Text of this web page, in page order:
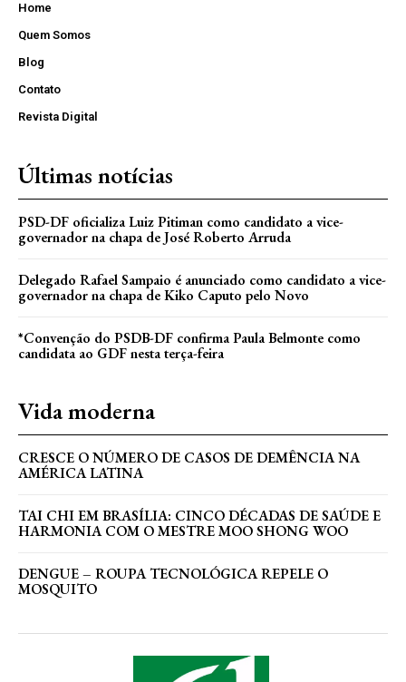
Home
Quem Somos
Blog
Contato
Revista Digital
Últimas notícias
PSD-DF oficializa Luiz Pitiman como candidato a vice-
governador na chapa de José Roberto Arruda
Delegado Rafael Sampaio é anunciado como candidato a vice-
governador na chapa de Kiko Caputo pelo Novo
*Convenção do PSDB-DF confirma Paula Belmonte como
candidata ao GDF nesta terça-feira
Vida moderna
CRESCE O NÚMERO DE CASOS DE DEMÊNCIA NA
AMÉRICA LATINA
TAI CHI EM BRASÍLIA: CINCO DÉCADAS DE SAÚDE E
HARMONIA COM O MESTRE MOO SHONG WOO
DENGUE – ROUPA TECNOLÓGICA REPELE O
MOSQUITO